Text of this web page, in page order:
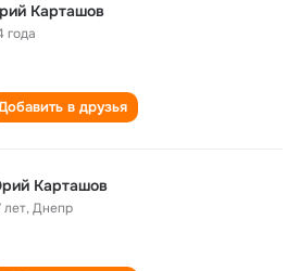
Карташов
года
в друзья
Карташов
лет,Днепр